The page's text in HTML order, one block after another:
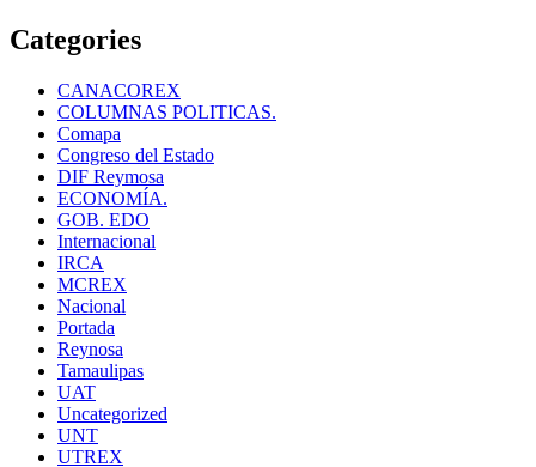
Categories
CANACOREX
COLUMNAS POLITICAS.
Comapa
Congreso del Estado
DIF Reymosa
ECONOMÍA.
GOB. EDO
Internacional
IRCA
MCREX
Nacional
Portada
Reynosa
Tamaulipas
UAT
Uncategorized
UNT
UTREX